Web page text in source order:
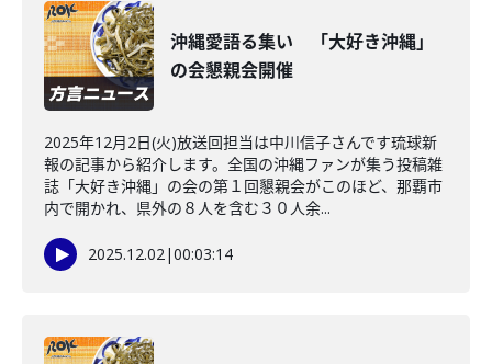
沖縄愛語る集い 「大好き沖縄」
の会懇親会開催
2025年12月2日(火)放送回担当は中川信子さんです琉球新
報の記事から紹介します。全国の沖縄ファンが集う投稿雑
誌「大好き沖縄」の会の第１回懇親会がこのほど、那覇市
内で開かれ、県外の８人を含む３０人余...
2025.12.02|00:03:14